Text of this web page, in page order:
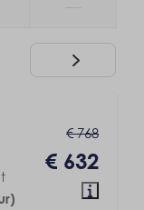
€ 768
€ 632